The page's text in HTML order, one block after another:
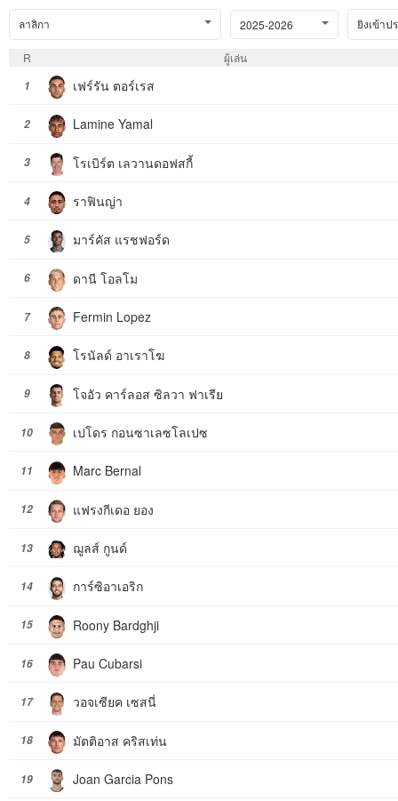
ลาลิกา 2025-2026 ยิงเข้าป
R
ผู้เล่น
1
เฟร์รัน ตอร์เรส
2 Lamine Yamal
3 โรเบิร์ต เลวานดอฟสกี้
4 ราฟินญ่า
5 มาร์คัส แรชฟอร์ด
6 ดานี โอลโม
7 Fermin Lopez
8 โรนัลด์ อาเราโฆ
9 โจอัว คาร์ลอส ซิลวา ฟาเรีย
10 เปโดร กอนซาเลซโลเปซ
11 Marc Bernal
12 แฟรงกีเดอ ยอง
13 ฌูลส์ กูนด์
14 การ์ซิอาเอริก
15 Roony Bardghji
16 Pau Cubarsi
17 วอจเซียค เซสนี่
18 มัตติอาส คริสเท่น
19 Joan Garcia Pons